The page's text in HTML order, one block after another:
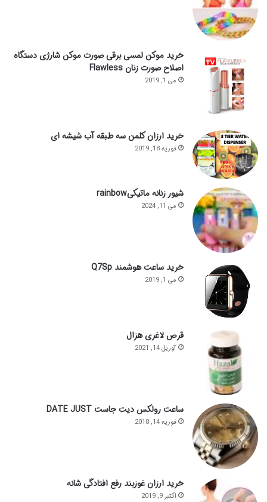
خرید موکن لمسی برقی صورت موکن شارژی دستگاه
اصلاح صورت زنان Flawless
می 1, 2019
خرید ارزان کلمن سه طبقه آب شیشه ای
فوریه 18, 2019
شیور زنانه ماتیکیrainbow
می 11, 2024
خرید ساعت هوشمند Q7Sp
می 1, 2019
قرص لاغری هزال
آوریل 14, 2021
ساعت رولکس دیت جاست DATE JUST
فوریه 14, 2018
خرید ارزان غوزبند رفع افتادگی شانه
اکتبر 9, 2019